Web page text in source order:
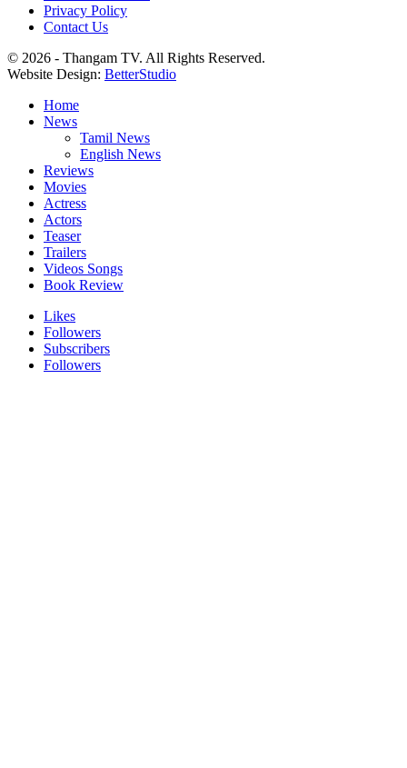
Privacy Policy
Contact Us
© 2026 - Thangam TV. All Rights Reserved.
Website Design: BetterStudio
Home
News
Tamil News
English News
Reviews
Movies
Actress
Actors
Teaser
Trailers
Videos Songs
Book Review
Likes
Followers
Subscribers
Followers